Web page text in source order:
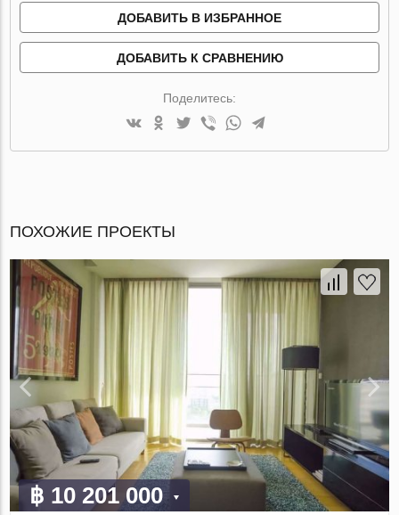
ДОБАВИТЬ В ИЗБРАННОЕ
ДОБАВИТЬ К СРАВНЕНИЮ
Поделитесь:
ПОХОЖИЕ ПРОЕКТЫ
฿ 10 201 000